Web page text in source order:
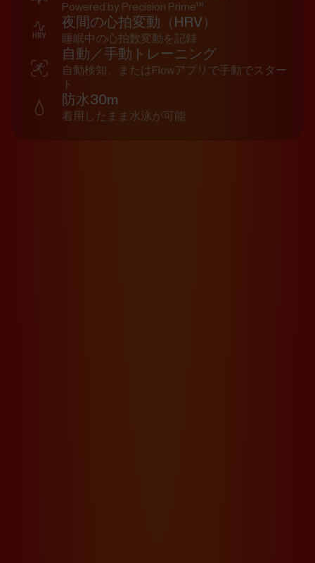
Powered by Precision Prime™
夜間の心拍変動（HRV）
睡眠中の心拍数変動を記録
自動／手動トレーニング
自動検知、またはFlowアプリで手動でスター
ト
防水30m
着用したまま水泳が可能